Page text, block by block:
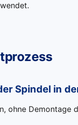
Spindel in
ohne Demontage